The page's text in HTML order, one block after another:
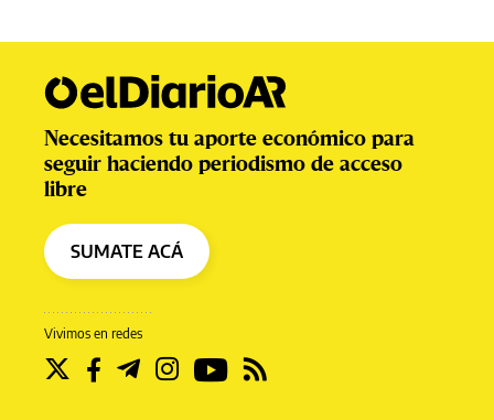
Vivimos en redes
Necesitamos tu aporte económico para
seguir haciendo periodismo de acceso
libre
SUMATE ACÁ